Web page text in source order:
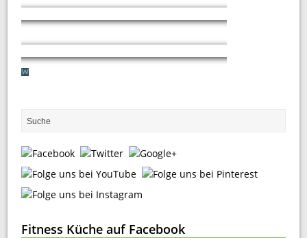
Fitness Küche auf Facebook